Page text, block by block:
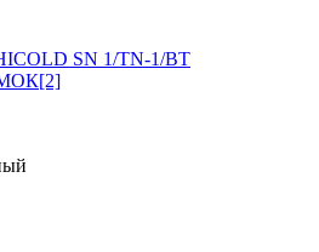
SN 1/TN-1/BT